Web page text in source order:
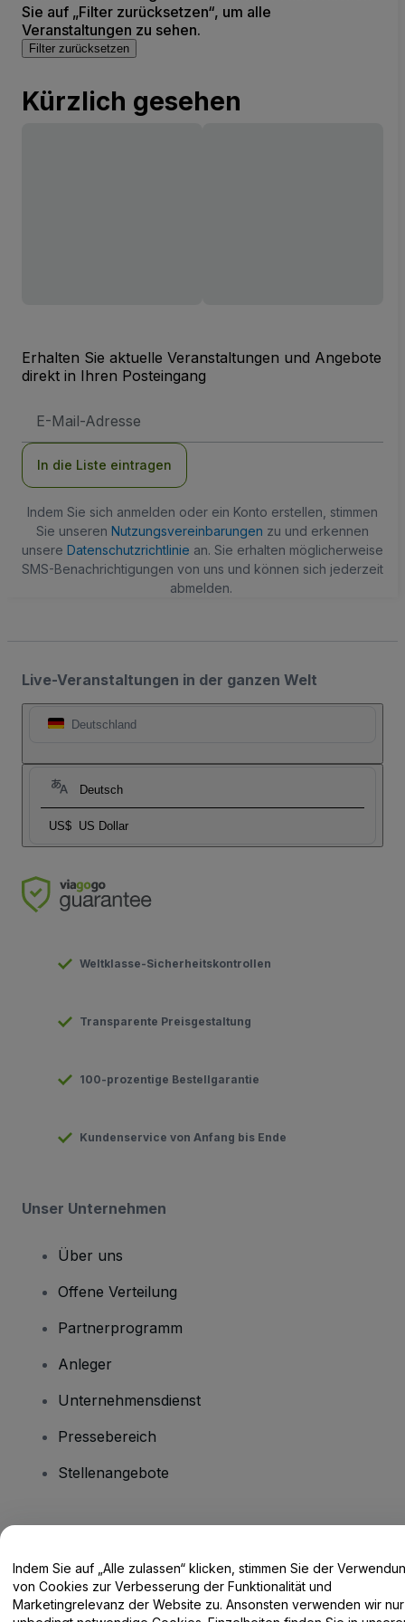
Sie auf „Filter zurücksetzen“, um alle
Veranstaltungen zu sehen.
Filter zurücksetzen
Kürzlich gesehen
Erhalten Sie aktuelle Veranstaltungen und Angebote
direkt in Ihren Posteingang
Mail-
In die Liste eintragen
Indem Sie sich anmelden oder ein Konto erstellen, stimmen
Sie unseren Nutzungsvereinbarungen zu und erkennen
unsere Datenschutzrichtlinie an. Sie erhalten möglicherweise
SMS-Benachrichtigungen von uns und können sich jederzeit
abmelden.
Live-Veranstaltungen in der ganzen Welt
Deutschland
Deutsch
US$ US Dollar
Weltklasse-Sicherheitskontrollen
Transparente Preisgestaltung
100-prozentige Bestellgarantie
Kundenservice von Anfang bis Ende
Unser Unternehmen
Über uns
Offene Verteilung
Partnerprogramm
Anleger
Unternehmensdienst
Pressebereich
Stellenangebote
Hilfe-Center / Kontakt
Indem Sie auf „Alle zulassen“ klicken, stimmen Sie der
von Cookies zur Verbesserung der Funktionalität und
Marketingrelevanz der Website zu. Ansonsten verwenden wir nur